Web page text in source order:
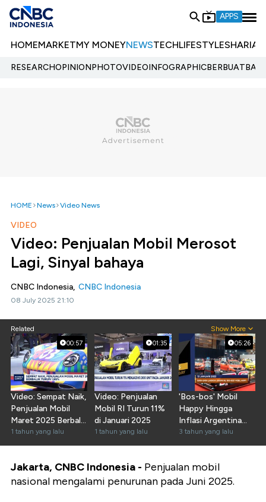
APPS
HOMEMARKETMY MONEYNEWSTECHLIFESTYLESHARIA
RESEARCHOPINIONPHOTOVIDEOINFOGRAPHIC
HOME News Video News
VIDEO
Video: Penjualan Mobil Merosot
Lagi, Sinyal bahaya
CNBC Indonesia, CNBC Indonesia
08 July 2025 21:10
Related Show More
00:57
Video: Sempat Naik,
Penjualan Mobil
Maret 2025 Berbalik
Turun 1,99%
1 tahun yang lalu
01:35
Video: Penjualan
Mobil RI Turun 11%
di Januari 2025
1 tahun yang lalu
05:26
'Bos-bos' Mobil
Happy Hingga
Inflasi Argentina
Tembus 95%
3 tahun yang lalu
Jakarta, CNBC Indonesia - Penjualan mobil
nasional mengalami penurunan pada Juni 2025.